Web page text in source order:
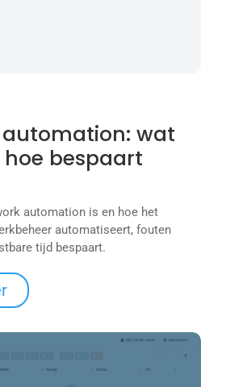
automation: wat
hoe bespaart
automation is en hoe het
automatiseert, fouten
tijd bespaart.